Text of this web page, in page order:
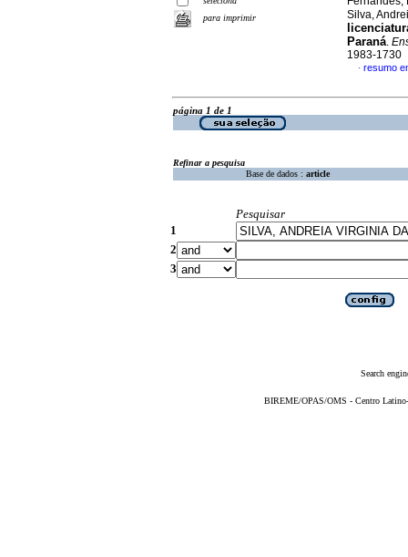
para imprimir
Silva,
Paraná.
1983-1730
· resumo
página 1 de 1
Refinar a pesquisa
Base de dados : article
Pesquisar
1
2
3
Search
BIREME/OPAS/OMS - Centro Latino-